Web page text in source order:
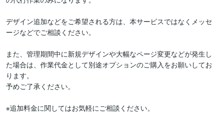
デザイン追加などをご希望される方は、本サービスではなくメッセ
ージなどでご相談ください。
また、管理期間中に新規デザインや大幅なページ変更などが発生し
た場合は、作業代金として別途オプションのご購入をお願いしてお
ります。
予めご了承ください。
※追加料金に関してはお気軽にご相談ください。